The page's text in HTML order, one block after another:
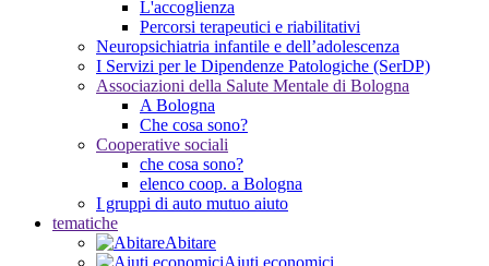
L'accoglienza
Percorsi terapeutici e riabilitativi
Neuropsichiatria infantile e dell’adolescenza
I Servizi per le Dipendenze Patologiche (SerDP)
Associazioni della Salute Mentale di Bologna
A Bologna
Che cosa sono?
Cooperative sociali
che cosa sono?
elenco coop. a Bologna
I gruppi di auto mutuo aiuto
tematiche
Abitare
Aiuti economici